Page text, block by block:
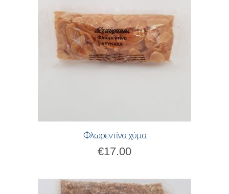
Φλωρεντίνα χύμα
€17.00